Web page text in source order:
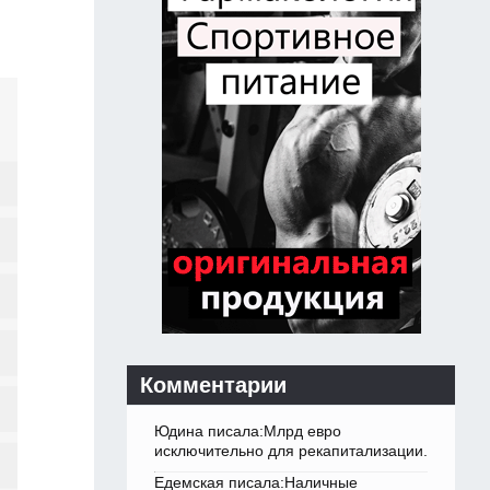
Комментарии
Юдина писала:Млрд евро
исключительно для рекапитализации.
Едемская писала:Наличные